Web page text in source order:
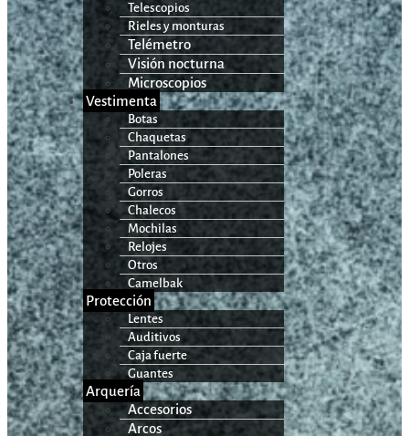
Telescopios
Rieles y monturas
Telémetro
Visión nocturna
Microscopios
Vestimenta
Botas
Chaquetas
Pantalones
Poleras
Gorros
Chalecos
Mochilas
Relojes
Otros
Camelbak
Protección
Lentes
Auditivos
Caja fuerte
Guantes
Arquería
Accesorios
Arcos